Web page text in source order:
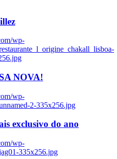
wp-
NOVA!
wp-
2-335x256.jpg
exclusivo do ano
wp-
335x256.jpg